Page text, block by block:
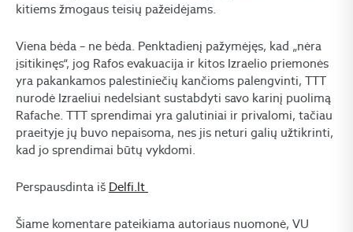
kitiems žmogaus teisių pažeidėjams.
Viena bėda – ne bėda. Penktadienį pažymėjęs, kad „nėra
įsitikinęs“, jog Rafos evakuacija ir kitos Izraelio priemonės
yra pakankamos palestiniečių kančioms palengvinti, TTT
nurodė Izraeliui nedelsiant sustabdyti savo karinį puolimą
Rafache. TTT sprendimai yra galutiniai ir privalomi, tačiau
praeityje jų buvo nepaisoma, nes jis neturi galių užtikrinti,
kad jo sprendimai būtų vykdomi.
Perspausdinta iš Delfi.lt
Šiame komentare pateikiama autoriaus nuomonė, VU